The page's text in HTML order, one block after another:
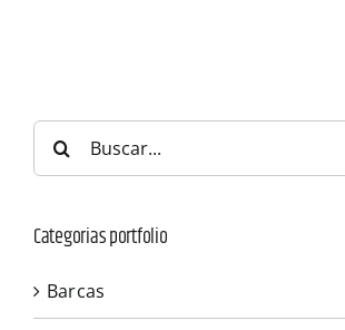
Categorias portfolio
Barcas